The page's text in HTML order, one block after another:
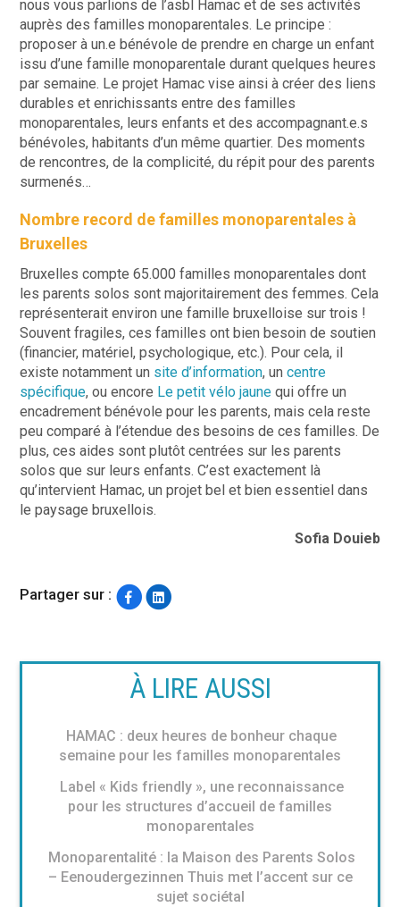
nous vous parlions de l’asbl Hamac et de ses activités
auprès des familles monoparentales. Le principe :
proposer à un.e bénévole de prendre en charge un enfant
issu d’une famille monoparentale durant quelques heures
par semaine. Le projet Hamac vise ainsi à créer des liens
durables et enrichissants entre des familles
monoparentales, leurs enfants et des accompagnant.e.s
bénévoles, habitants d’un même quartier. Des moments
de rencontres, de la complicité, du répit pour des parents
surmenés…
Nombre record de familles monoparentales à
Bruxelles
Bruxelles compte 65.000 familles monoparentales dont
les parents solos sont majoritairement des femmes. Cela
représenterait environ une famille bruxelloise sur trois !
Souvent fragiles, ces familles ont bien besoin de soutien
(financier, matériel, psychologique, etc.). Pour cela, il
existe notamment un site d’information, uncentre
spécifique, ou encore Le petit vélo jaune qui offre un
encadrement bénévole pour les parents, mais cela reste
peu comparé à l’étendue des besoins de ces familles. De
plus, ces aides sont plutôt centrées sur les parents
solos que sur leurs enfants. C’est exactement là
qu’intervient Hamac, un projet bel et bien essentiel dans
le paysage bruxellois.
Sofia Douieb
Partager sur :
À LIRE AUSSI
HAMAC : deux heures de bonheur chaque
semaine pour les familles monoparentales
Label « Kids friendly », une reconnaissance
pour les structures d’accueil de familles
monoparentales
Monoparentalité : la Maison des Parents Solos
– Eenoudergezinnen Thuis met l’accent sur ce
sujet sociétal